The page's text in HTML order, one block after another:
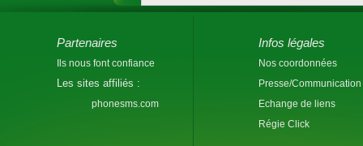
Partenaires
Ils nous font confiance
Les sites affiliés :
phonesms.com
Infos légales
Nos coordonnées
Presse/Communication
Echange de liens
Régie Click